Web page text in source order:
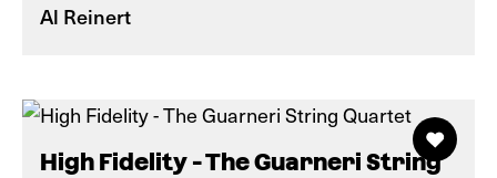
Al Reinert
High Fidelity - The Guarneri String